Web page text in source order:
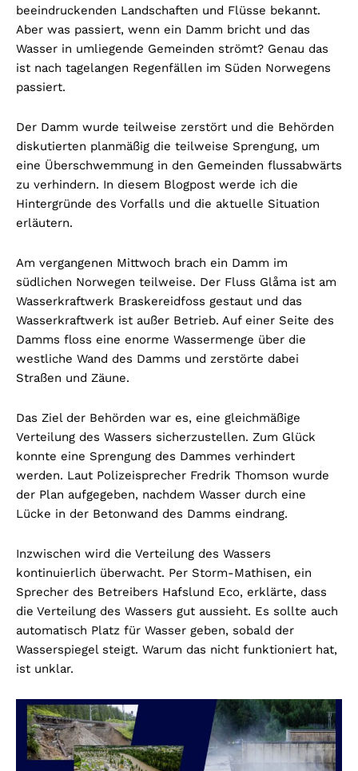
beeindruckenden Landschaften und Flüsse bekannt.
Aber was passiert, wenn ein Damm bricht und das
Wasser in umliegende Gemeinden strömt? Genau das
ist nach tagelangen Regenfällen im Süden Norwegens
passiert.
Der Damm wurde teilweise zerstört und die Behörden
diskutierten planmäßig die teilweise Sprengung, um
eine Überschwemmung in den Gemeinden flussabwärts
zu verhindern. In diesem Blogpost werde ich die
Hintergründe des Vorfalls und die aktuelle Situation
erläutern.
Am vergangenen Mittwoch brach ein Damm im
südlichen Norwegen teilweise. Der Fluss Glåma ist am
Wasserkraftwerk Braskereidfoss gestaut und das
Wasserkraftwerk ist außer Betrieb. Auf einer Seite des
Damms floss eine enorme Wassermenge über die
westliche Wand des Damms und zerstörte dabei
Straßen und Zäune.
Das Ziel der Behörden war es, eine gleichmäßige
Verteilung des Wassers sicherzustellen. Zum Glück
konnte eine Sprengung des Dammes verhindert
werden. Laut Polizeisprecher Fredrik Thomson wurde
der Plan aufgegeben, nachdem Wasser durch eine
Lücke in der Betonwand des Damms eindrang.
Inzwischen wird die Verteilung des Wassers
kontinuierlich überwacht. Per Storm-Mathisen, ein
Sprecher des Betreibers Hafslund Eco, erklärte, dass
die Verteilung des Wassers gut aussieht. Es sollte auch
automatisch Platz für Wasser geben, sobald der
Wasserspiegel steigt. Warum das nicht funktioniert hat,
ist unklar.